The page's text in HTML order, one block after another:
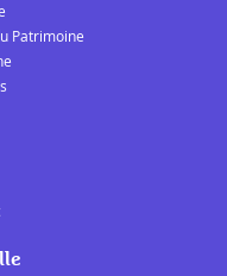
Patrimoine